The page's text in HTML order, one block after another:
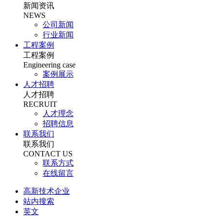
新闻资讯
NEWS
公司新闻
行业新闻
工程案例
工程案例
Engineering case
案例展示
人才招聘
人才招聘
RECRUIT
人才理念
招聘信息
联系我们
联系我们
CONTACT US
联系方式
在线留言
高新技术企业
站内搜索
英文